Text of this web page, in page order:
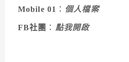
Mobile 01 ： 個人檔案
FB社團 ： 點我開啟